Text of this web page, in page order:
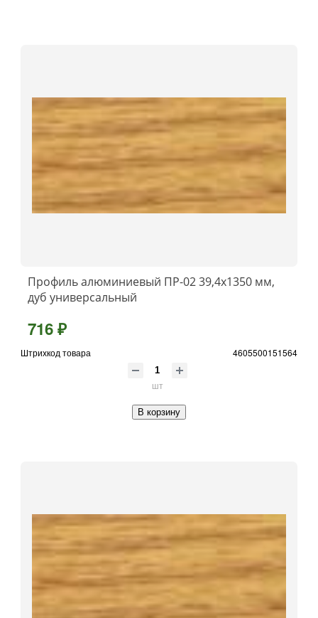
Профиль алюминиевый ПР-02 39,4x1350 мм,
дуб универсальный
716 ₽
Штрихкод товара 4605500151564
шт
В корзину